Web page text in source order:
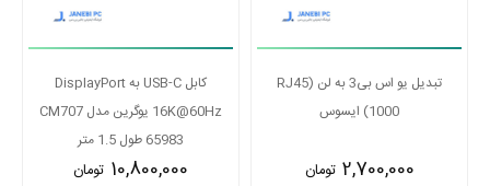
کابل USB-C به DisplayPort
16K@60Hz یوگرین مدل CM707
65983 طول 1.5 متر
10,800,000 تومان
تبدیل یو اس بی3 به لن RJ45)
1000) ایسوس
2,700,000 تومان